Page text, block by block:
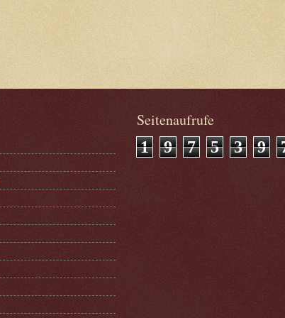
Seitenaufrufe
1 9 7 5 3 9